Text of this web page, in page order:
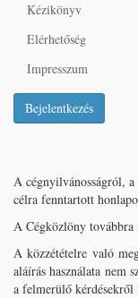
Kézikönyv
Elérhetőség
Impresszum
Bejelentkezés
A cégnyilvánosságról,
célra fenntartott
A Cégközlöny
A közzétételre való
aláírás használata nem
a felmerülő kérdésekről